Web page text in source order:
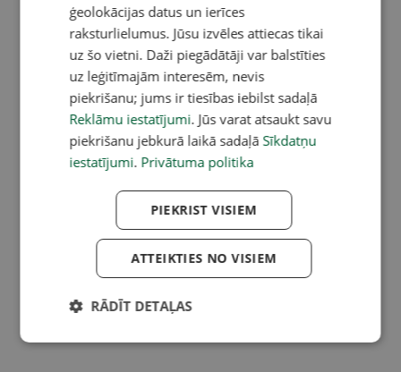
ģeolokācijas datus un ierīces
raksturlielumus. Jūsu izvēles attiecas tikai
uz šo vietni. Daži piegādātāji var balstīties
uz leģitīmajām interesēm, nevis
piekrišanu; jums ir tiesības iebilst sadaļā
Reklāmu iestatījumi. Jūs varat atsaukt savu
piekrišanu jebkurā laikā sadaļā Sīkdatņu
iestatījumi. Privātuma politika
PIEKRIST VISIEM
ATTEIKTIES NO VISIEM
RĀDĪT DETAĻAS